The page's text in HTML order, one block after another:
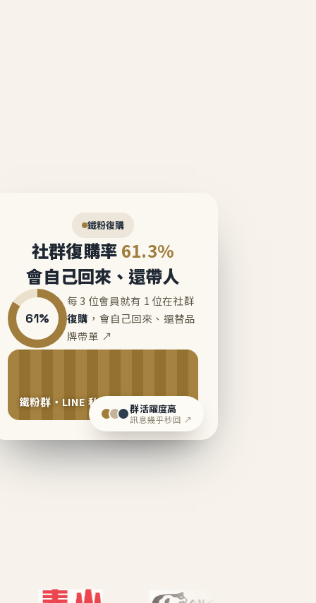
鐵粉復購
社群復購率 61.3%
會自己回來、還帶人
61%
每 3 位會員就有 1 位在社群
復購 ，會自己回來、還替品
牌帶單 ↗
鐵粉群・LINE 私域運營中群活躍度高
訊息幾乎秒回 ↗